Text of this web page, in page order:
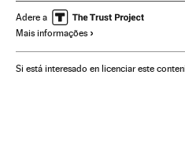
Imigração Europa Ocidental
Demografia
Organizações internacionais
Adere a
Mais informações
Si está interesado en licenciar este